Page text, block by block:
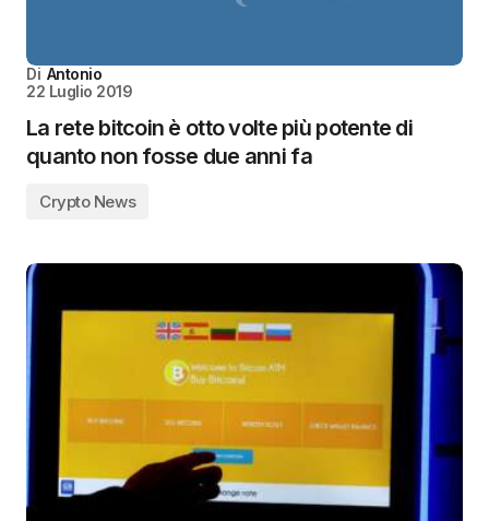
Di Antonio
22 Luglio 2019
La rete bitcoin è otto volte più potente di
quanto non fosse due anni fa
Crypto News